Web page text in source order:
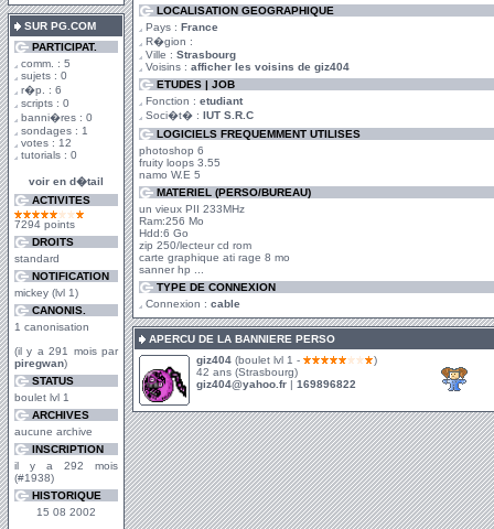
SUR PG.COM
PARTICIPAT.
comm. : 5
sujets : 0
r�p. : 6
scripts : 0
banni�res : 0
sondages : 1
votes : 12
tutorials : 0
voir en d�tail
ACTIVITES
7294 points
DROITS
standard
NOTIFICATION
mickey (lvl 1)
CANONIS.
1 canonisation
(il y a 291 mois par
piregwan)
STATUS
boulet lvl 1
ARCHIVES
aucune archive
INSCRIPTION
il y a 292 mois
(#1938)
HISTORIQUE
15 08 2002
LOCALISATION GEOGRAPHIQUE
Pays : France
R�gion :
Ville : Strasbourg
Voisins : afficher les voisins de giz404
ETUDES | JOB
Fonction : etudiant
Soci�t� : IUT S.R.C
LOGICIELS FREQUEMMENT UTILISES
photoshop 6
fruity loops 3.55
namo W.E 5
MATERIEL (PERSO/BUREAU)
un vieux PII 233MHz
Ram:256 Mo
Hdd:6 Go
zip 250/lecteur cd rom
carte graphique ati rage 8 mo
sanner hp ...
TYPE DE CONNEXION
Connexion : cable
APERCU DE LA BANNIERE PERSO
giz404 (boulet lvl 1 -
)
42 ans (Strasbourg)
giz404@yahoo.fr | 169896822